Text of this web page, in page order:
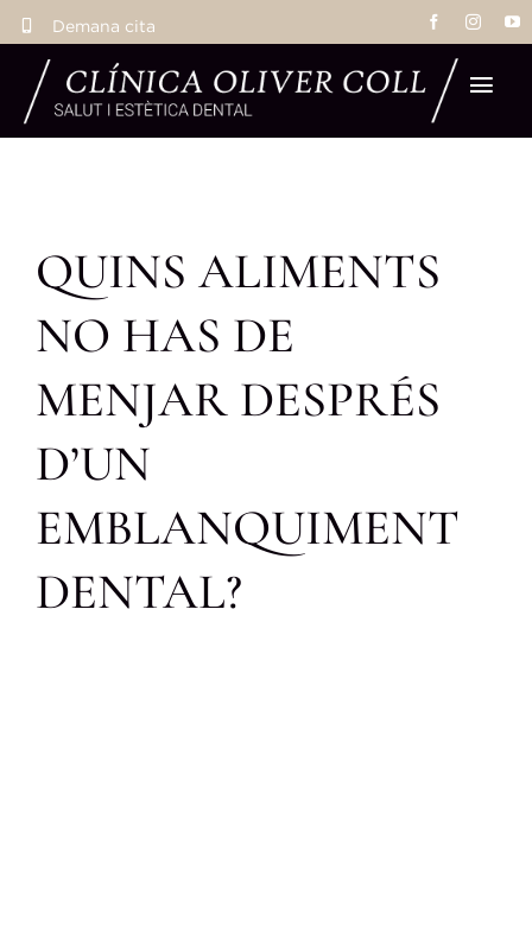
Skip
content
Demana cita
QUINS ALIMENTS
NO HAS DE
MENJAR DESPRÉS
D’UN
EMBLANQUIMENT
DENTAL?